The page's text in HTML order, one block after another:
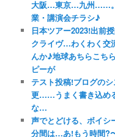
大阪…東京…九州……
業・講演会チラシ♪
日本ツアー2023!出前
クライヴ…わくわく交
んか♪地球あちらこち
ピーが
テスト投稿!ブログの
更……うまく書き込め
な…
声でとどける、ボイシ
分間は…あ!もう時間?